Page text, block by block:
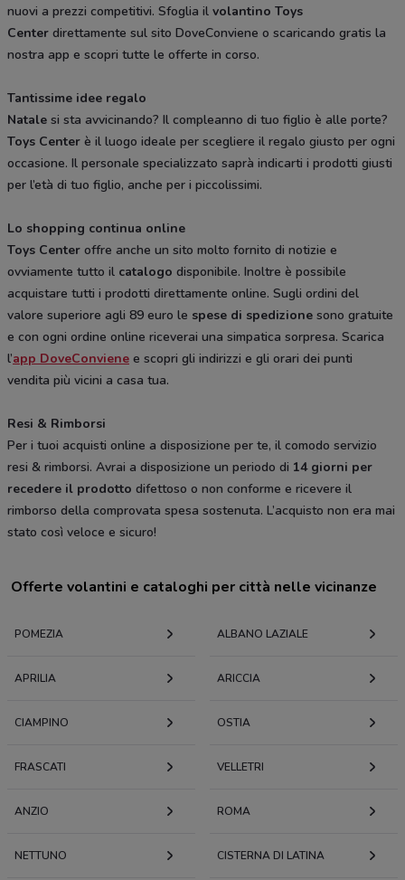
nuovi a prezzi competitivi. Sfoglia il volantino Toys
Center direttamente sul sito DoveConviene o scaricando gratis la
nostra app e scopri tutte le offerte in corso.
Tantissime idee regalo
Natale si sta avvicinando? Il compleanno di tuo figlio è alle porte?
Toys Center è il luogo ideale per scegliere il regalo giusto per ogni
occasione. Il personale specializzato saprà indicarti i prodotti giusti
per l’età di tuo figlio, anche per i piccolissimi.
Lo shopping continua online
Toys Center offre anche un sito molto fornito di notizie e
ovviamente tutto il catalogo disponibile. Inoltre è possibile
acquistare tutti i prodotti direttamente online. Sugli ordini del
valore superiore agli 89 euro le spese di spedizione sono gratuite
e con ogni ordine online riceverai una simpatica sorpresa. Scarica
l’app DoveConviene e scopri gli indirizzi e gli orari dei punti
vendita più vicini a casa tua.
Resi & Rimborsi
Per i tuoi acquisti online a disposizione per te, il comodo servizio
resi & rimborsi. Avrai a disposizione un periodo di 14 giorni per
recedere il prodotto difettoso o non conforme e ricevere il
rimborso della comprovata spesa sostenuta. L’acquisto non era mai
stato così veloce e sicuro!
Offerte volantini e cataloghi per città nelle vicinanze
POMEZIA ALBANO LAZIALE
APRILIA ARICCIA
CIAMPINO OSTIA
FRASCATI VELLETRI
ANZIO ROMA
NETTUNO CISTERNA DI LATINA